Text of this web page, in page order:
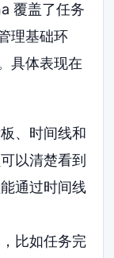
覆盖了任务
理基础环
具体表现在
、时间线和
以清楚看到
通过时间线
比如任务完